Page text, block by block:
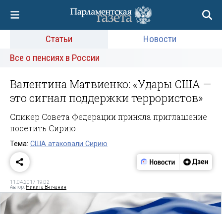
Статьи
Новости
Все о пенсиях в России
Валентина Матвиенко: «Удары США —
это сигнал поддержки террористов»
Спикер Совета Федерации приняла приглашение
посетить Сирию
Тема: США атаковали Сирию
11.04.2017 19:02
Автор: Никита Вятчанин